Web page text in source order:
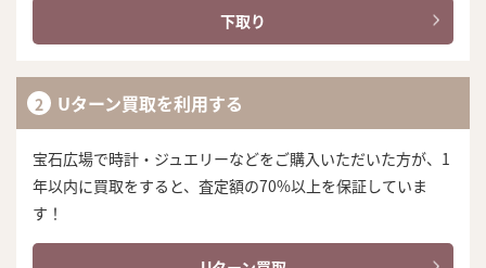
下取り
Uターン買取を利用する
宝石広場で時計・ジュエリーなどをご購入いただいた方が、1
年以内に買取をすると、査定額の70%以上を保証していま
す！